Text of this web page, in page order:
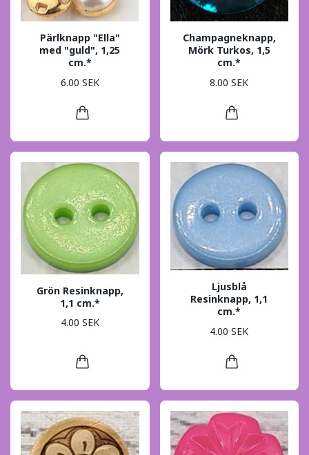
Pärlknapp "Ella"
med "guld", 1,25
cm.*
6.00 SEK
Champagneknapp,
Mörk Turkos, 1,5
cm.*
8.00 SEK
Grön Resinknapp,
1,1 cm.*
4.00 SEK
Ljusblå
Resinknapp, 1,1
cm.*
4.00 SEK